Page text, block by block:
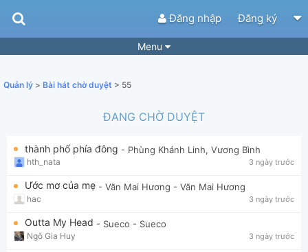
Đăng nhập Đăng ký
Menu
Tìm theo hợp âm Tải ứng dụng
Yêu cầu hợp âm
Tắt quảng cáo
Quản lý > Bài hát chờ duyệt > 55
ĐANG CHỜ DUYỆT
thành phố phía đông - Phùng Khánh Linh, Vương Bình
hth_nata 3 ngày trước
Ước mơ của mẹ - Văn Mai Hương - Văn Mai Hương
hac 3 ngày trước
Outta My Head - Sueco - Sueco
Ngô Gia Huy 3 ngày trước